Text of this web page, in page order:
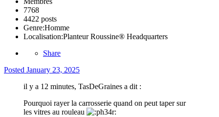
7768
4422 posts
Genre:Homme
Localisation:Planteur Roussine® Headquarters
Share
Posted January 23, 2025
il y a 12 minutes, TasDeGraines a dit :
Pourquoi rayer la carrosserie quand on peut taper sur
les vitres au rouleau